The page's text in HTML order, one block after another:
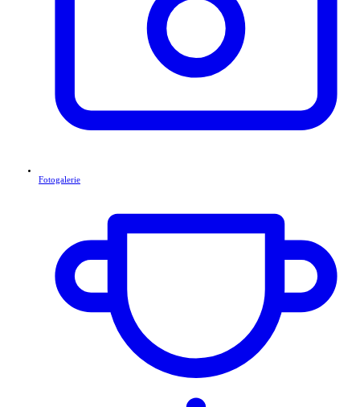
Fotogalerie